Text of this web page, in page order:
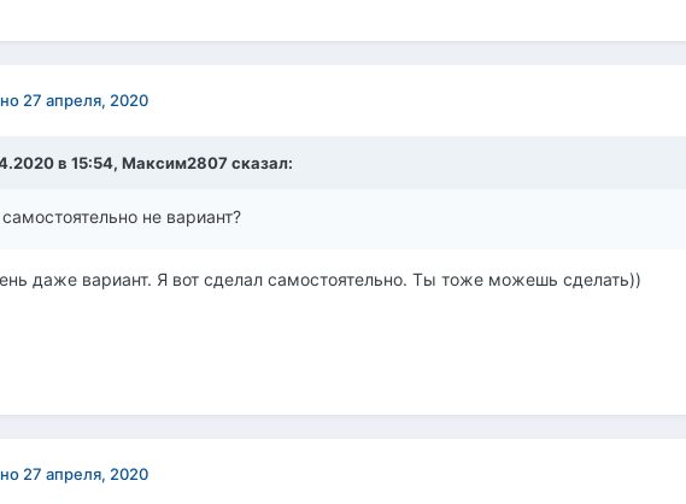
27 апреля, 2020
в 15:54, Максим2807 сказал:
не вариант?
даже вариант. Я вот сделал самостоятельно. Ты тоже можешь сделать))
27 апреля, 2020